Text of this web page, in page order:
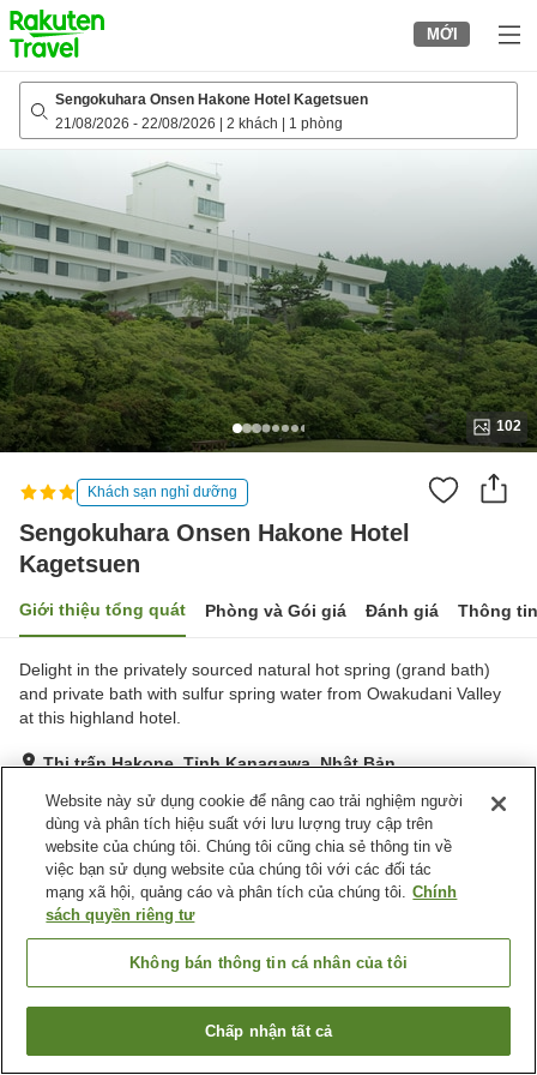
to
top
page
MỚI
Sengokuhara Onsen Hakone Hotel Kagetsuen
21/08/2026 - 22/08/2026 2 khách 1 phòng
102
Khách sạn nghỉ dưỡng
Sengokuhara Onsen Hakone Hotel
Kagetsuen
Giới thiệu tổng quát Phòng và Gói giá Đánh giá Thông
Delight in the privately sourced natural hot spring (grand bath)
and private bath with sulfur spring water from Owakudani Valley
at this highland hotel.
Thị trấn Hakone, Tỉnh Kanagawa, Nhật Bản
Rất tốt Đánh giá:109lượt
Tiện nghi chỗ nghỉ
Máy bán hàng tự động
Sengokuhara Onsen Hakone Hotel Kagetsuen
Tìm phòng trống
Website này sử dụng cookie để nâng cao trải nghiệm người
dùng và phân tích hiệu suất với lưu lượng truy cập trên
website của chúng tôi. Chúng tôi cũng chia sẻ thông tin về
việc bạn sử dụng website của chúng tôi với các đối tác
mạng xã hội, quảng cáo và phân tích của chúng tôi. Chính
sách quyền riêng tư
Không bán thông tin cá nhân của tôi
Chấp nhận tất cả